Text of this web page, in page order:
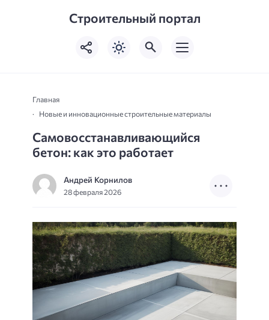
Строительный портал
Главная
Новые и инновационные строительные материалы
Самовосстанавливающийся
бетон: как это работает
Андрей Корнилов
28 февраля 2026